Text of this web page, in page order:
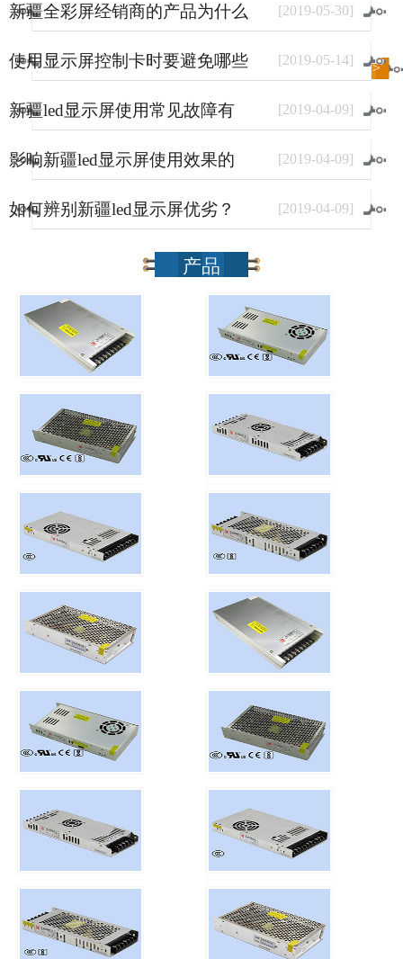
新疆全彩屏经销商的产品为什么
销量好？
[2019-05-30]
使用显示屏控制卡时要避免哪些
事情？
[2019-05-14]
新疆led显示屏使用常见故障有
哪些？
[2019-04-09]
影响新疆led显示屏使用效果的
因素有哪些？
[2019-04-09]
如何辨别新疆led显示屏优劣？ [2019-04-09]
进入新闻 频道>>
产品